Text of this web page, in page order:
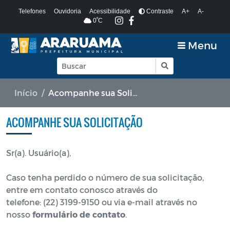
Telefones Ouvidoria Acessibilidade Contraste A+
A-
0ºC
Menu
Início Acompanhe sua Solicitacão
ACOMPANHE SUA SOLICITAÇÃO
Sr(a). Usuário(a),
Caso tenha perdido o número de sua solicitação,
entre em contato conosco através do
telefone: (22) 3199-9150 ou via e-mail através no
nosso formulário de contato